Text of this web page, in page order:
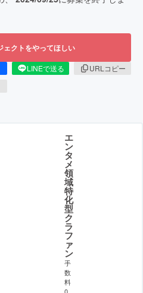
ェクトをやってほしい
LINEで送る
URLコピー
エ
ン
タ
メ
領
域
特
化
型
ク
ラ
フ
ァ
ン
手
数
料